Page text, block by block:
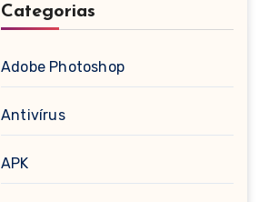
Categorias
Adobe Photoshop
Antivírus
APK